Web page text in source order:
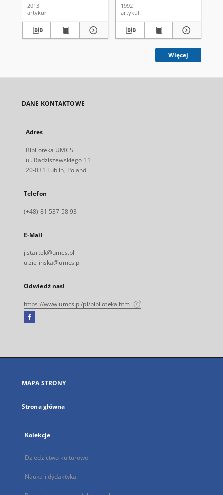
2013
artykuł
1992
artykuł
Więcej
DANE KONTAKTOWE
Adres
Biblioteka UMCS
ul. Radziszewskiego 11
20-031 Lublin, Poland
Telefon
(+48) 81 537 58 93
E-Mail
j.startek@umcs.pl
u.zielinska@umcs.pl
Odwiedź nas!
https://www.umcs.pl/pl/biblioteka.htm
Facebook
się
karcie
MAPA STRONY
Strona główna
Kolekcje
Dziedzictwo kulturowe
Nauka i dydaktyka